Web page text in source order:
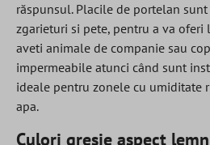
răspunsul. Placile de portelan
zgarieturi si pete, pentru a va oferi
aveti animale de companie sau
impermeabile atunci când sunt
ideale pentru zonele cu umiditate
apa.
Culori gresie aspect lemn